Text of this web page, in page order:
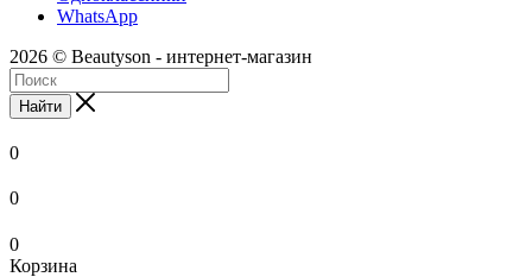
WhatsApp
2026 © Beautyson - интернет-магазин
Найти
0
0
0
Корзина